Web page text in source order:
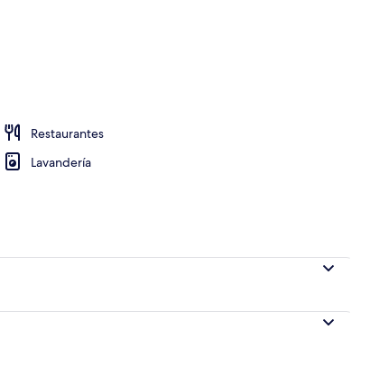
Restaurantes
Lavandería